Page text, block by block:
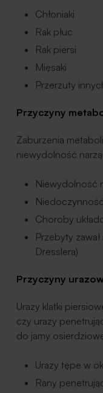
Chłoniaki
Rak płuc
Rak piersi
Mięsaki
Przerzuty
Przyczyny
Zaburzenia
niewydolność
Niewydolność
Choroby
Przebyty
Dresslera)
Przyczyny
Urazy klatki
czy urazy
do jamy
Urazy tępe w
Rany